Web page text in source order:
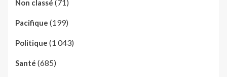
Non classé (71)
Pacifique (199)
Politique (1 043)
Santé (685)